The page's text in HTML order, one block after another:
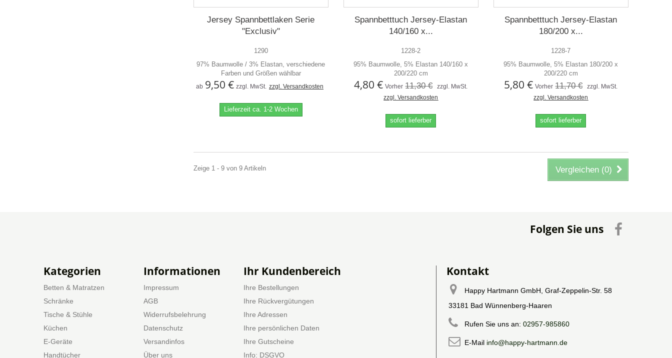
Jersey Spannbettlaken Serie
"Exclusiv"
1290
97% Baumwolle / 3% Elastan, verschiedene
Farben und Größen wählbar
ab 9,50 € zzgl. MwSt. zzgl. Versandkosten
Lieferzeit ca. 1-2 Wochen
Spannbetttuch Jersey-Elastan
140/160 x...
1228-2
95% Baumwolle, 5% Elastan 140/160 x
200/220 cm
4,80 € Vorher 11,30 €
zzgl. MwSt.
zzgl. Versandkosten
sofort lieferber
Spannbetttuch Jersey-Elastan
180/200 x...
1228-7
95% Baumwolle, 5% Elastan 180/200 x
200/220 cm
5,80 € Vorher 11,70 €
zzgl. MwSt.
zzgl. Versandkosten
sofort lieferber
Vergleichen (0)
Zeige 1 - 9 von 9 Artikeln
Folgen Sie uns
Kategorien
Betten & Matratzen
Schränke
Tische & Stühle
Küchen
E-Geräte
Handtücher
Informationen
Impressum
AGB
Widerrufsbelehrung
Datenschutz
Versandinfos
Über uns
Ihr Kundenbereich
Ihre Bestellungen
Ihre Rückvergütungen
Ihre Adressen
Ihre persönlichen Daten
Ihre Gutscheine
Info: DSGVO
Kontakt
Happy Hartmann GmbH, Graf-Zeppelin-Str. 58
33181 Bad Wünnenberg-Haaren
Rufen Sie uns an: 02957-985860
E-Mail info@happy-hartmann.de